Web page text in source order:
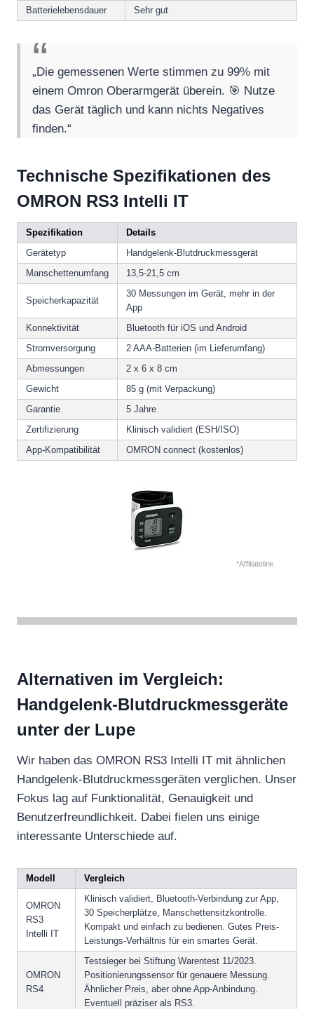
Batterielebensdauer Sehr gut
„Die gemessenen Werte stimmen zu 99% mit
einem Omron Oberarmgerät überein. 🎯 Nutze
das Gerät täglich und kann nichts Negatives
finden.“
Technische Spezifikationen des
OMRON RS3 Intelli IT
Spezifikation
Details
Gerätetyp
Handgelenk-Blutdruckmessgerät
Manschettenumfang
13,5-21,5 cm
Speicherkapazität
30 Messungen im Gerät, mehr in der
App
Konnektivität
Bluetooth für iOS und Android
Stromversorgung
2 AAA-Batterien (im Lieferumfang)
Abmessungen
2 x 6 x 8 cm
Gewicht
85 g (mit Verpackung)
Garantie
5 Jahre
Zertifizierung
Klinisch validiert (ESH/ISO)
App-Kompatibilität
OMRON connect (kostenlos)
*Affiliatelink
Alternativen im Vergleich:
Handgelenk-Blutdruckmessgeräte
unter der Lupe
Wir haben das OMRON RS3 Intelli IT mit ähnlichen
Handgelenk-Blutdruckmessgeräten verglichen. Unser
Fokus lag auf Funktionalität, Genauigkeit und
Benutzerfreundlichkeit. Dabei fielen uns einige
interessante Unterschiede auf.
Modell Vergleich
OMRON
RS3
Intelli IT
Klinisch validiert, Bluetooth-Verbindung zur App,
30 Speicherplätze, Manschettensitzkontrolle.
Kompakt und einfach zu bedienen. Gutes Preis-
Leistungs-Verhältnis für ein smartes Gerät.
OMRON
RS4
Testsieger bei Stiftung Warentest 11/2023.
Positionierungssensor für genauere Messung.
Ähnlicher Preis, aber ohne App-Anbindung.
Eventuell präziser als RS3.